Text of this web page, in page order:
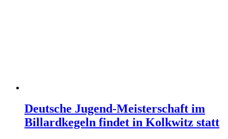
Deutsche Jugend-Meisterschaft im
Billardkegeln findet in Kolkwitz statt